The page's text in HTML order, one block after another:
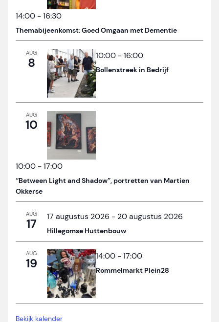
14:00 -16:30
Themabijeenkomst: Goed Omgaan met Dementie
AUG
8 10:00 -16:00
Bollenstreek in Bedrijf
AUG
10
10:00 -17:00
“Between Light and Shadow”, portretten van Martien
Okkerse
AUG
17 17 augustus 2026 - 20 augustus 2026
Hillegomse Huttenbouw
AUG
19 14:00 -17:00
Rommelmarkt Plein28
Bekijk kalender